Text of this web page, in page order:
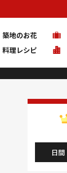
築地のお花
料理レシピ
日間